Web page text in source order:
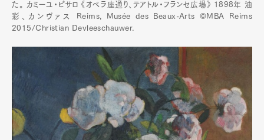
た。 カミーユ・ピサロ 《オペラ座通り、テアトル・フランセ広場》 1898年 油
彩、カンヴァス Reims, Musée des Beaux-Arts ©MBA Reims
2015/Christian Devleeschauwer.